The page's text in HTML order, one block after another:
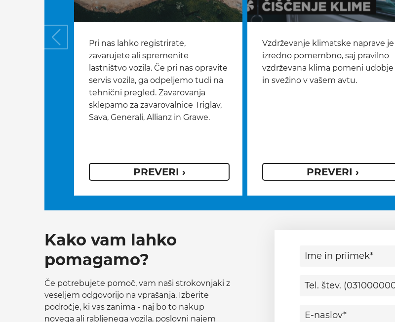
Pri nas lahko registrirate,
zavarujete ali spremenite
lastništvo vozila. Če pri nas opravite
servis vozila, ga odpeljemo tudi na
tehnični pregled. Zavarovanja
sklepamo za zavarovalnice Triglav,
Sava, Generali, Allianz in Grawe.
PREVERI ›
Vzdrževanje klimatske naprave je
izredno pomembno, saj pravilno
vzdrževana klima pomeni udobje
in svežino v vašem avtu.
PREVERI ›
Kako vam lahko
pomagamo?
Če potrebujete pomoč, vam naši strokovnjaki z
veseljem odgovorijo na vprašanja. Izberite
področje, ki vas zanima - naj bo to nakup
novega ali rabljenega vozila, poslovni najem